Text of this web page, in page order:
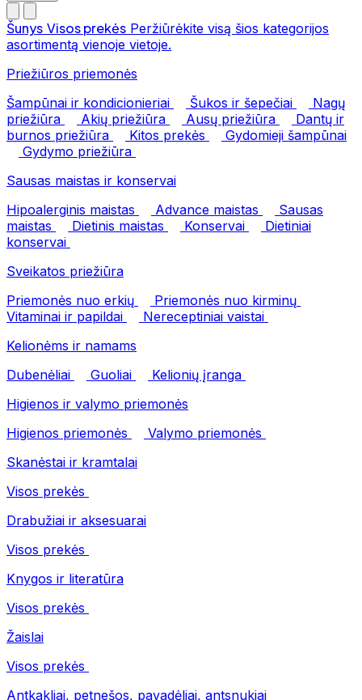
Šunys Visos prekės Peržiūrėkite visą šios kategorijos
asortimentą vienoje vietoje.
Priežiūros priemonės
Šampūnai ir kondicionieriai
Šukos ir šepečiai
Nagų
priežiūra
Akių priežiūra Ausų priežiūra
Dantų ir
burnos priežiūra
Kitos prekės
Gydomieji šampūnai
Gydymo priežiūra
Sausas maistas ir konservai
Hipoalerginis maistas
Advance maistas
Sausas
maistas
Dietinis maistas Konservai
Dietiniai
konservai
Sveikatos priežiūra
Priemonės nuo erkių
Priemonės nuo kirminų
Vitaminai ir papildai
Nereceptiniai vaistai
Kelionėms ir namams
Dubenėliai
Guoliai
Kelionių įranga
Higienos ir valymo priemonės
Higienos priemonės
Valymo priemonės
Skanėstai ir kramtalai
Visos prekės
Drabužiai ir aksesuarai
Visos prekės
Knygos ir literatūra
Visos prekės
Žaislai
Visos prekės
Antkakliai, petnešos, pavadėliai, antsnukiai